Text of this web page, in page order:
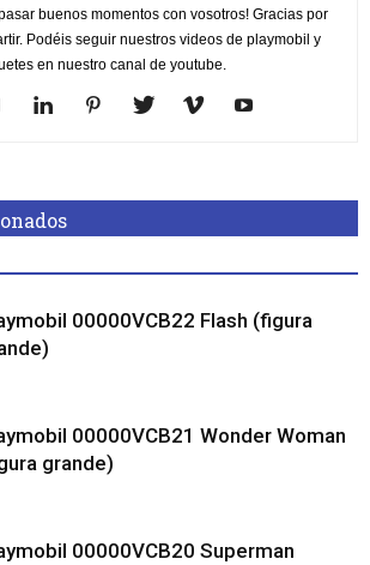
buenos momentos con vosotros! Gracias por
Podéis seguir nuestros videos de playmobil y
en nuestro canal de youtube.
00000VCB22 Flash (figura
00000VCB21 Wonder Woman
grande)
00000VCB20 Superman